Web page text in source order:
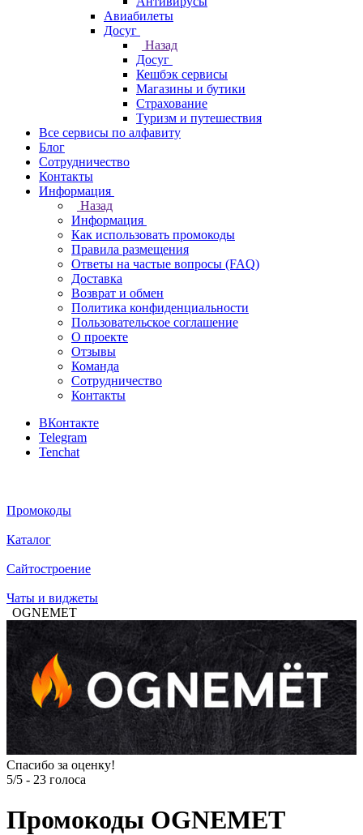
Авиабилеты
Досуг
Назад
Досуг
Кешбэк сервисы
Магазины и бутики
Страхование
Туризм и путешествия
Все сервисы по алфавиту
Блог
Сотрудничество
Контакты
Информация
Назад
Информация
Как использовать промокоды
Правила размещения
Ответы на частые вопросы (FAQ)
Доставка
Возврат и обмен
Политика конфиденциальности
Пользовательское соглашение
О проекте
Отзывы
Команда
Сотрудничество
Контакты
ВКонтакте
Telegram
Tenchat
Промокоды
Каталог
Сайтостроение
Чаты и виджеты
OGNEMET
Спасибо за оценку!
5/5 - 23 голоса
Промокоды OGNEMET